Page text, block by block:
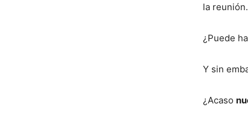
la reunión.
¿Puede
Y sin
¿Acaso